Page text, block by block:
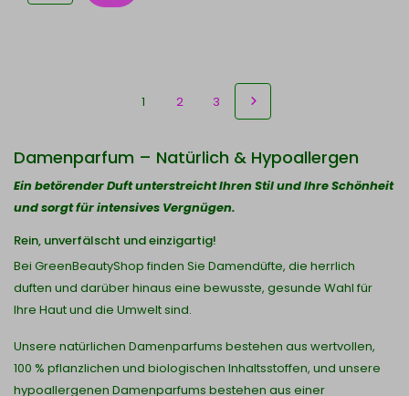
1 2 3
Damenparfum – Natürlich & Hypoallergen
Ein betörender Duft unterstreicht Ihren Stil und Ihre Schönheit
und sorgt für intensives Vergnügen.
Rein, unverfälscht und einzigartig!
Bei GreenBeautyShop finden Sie Damendüfte, die herrlich
duften und darüber hinaus eine bewusste, gesunde Wahl für
Ihre Haut und die Umwelt sind.
Unsere natürlichen Damenparfums bestehen aus wertvollen,
100 % pflanzlichen und biologischen Inhaltsstoffen, und unsere
hypoallergenen Damenparfums bestehen aus einer